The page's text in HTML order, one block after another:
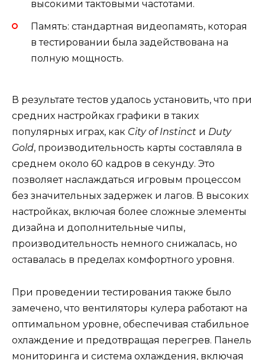
высокими тактовыми частотами.
Память: стандартная видеопамять, которая
в тестировании была задействована на
полную мощность.
В результате тестов удалось установить, что при
средних настройках графики в таких
популярных играх, как City of Instinct и Duty
Gold, производительность карты составляла в
среднем около 60 кадров в секунду. Это
позволяет наслаждаться игровым процессом
без значительных задержек и лагов. В высоких
настройках, включая более сложные элементы
дизайна и дополнительные чипы,
производительность немного снижалась, но
оставалась в пределах комфортного уровня.
При проведении тестирования также было
замечено, что вентиляторы кулера работают на
оптимальном уровне, обеспечивая стабильное
охлаждение и предотвращая перегрев. Панель
мониторинга и система охлаждения, включая